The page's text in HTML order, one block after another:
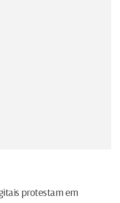
protestam em